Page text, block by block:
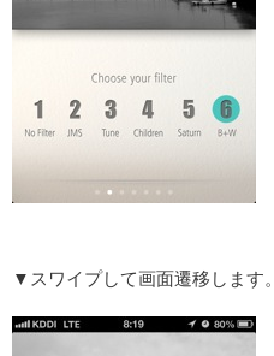
▼スワイプして画面遷移します。